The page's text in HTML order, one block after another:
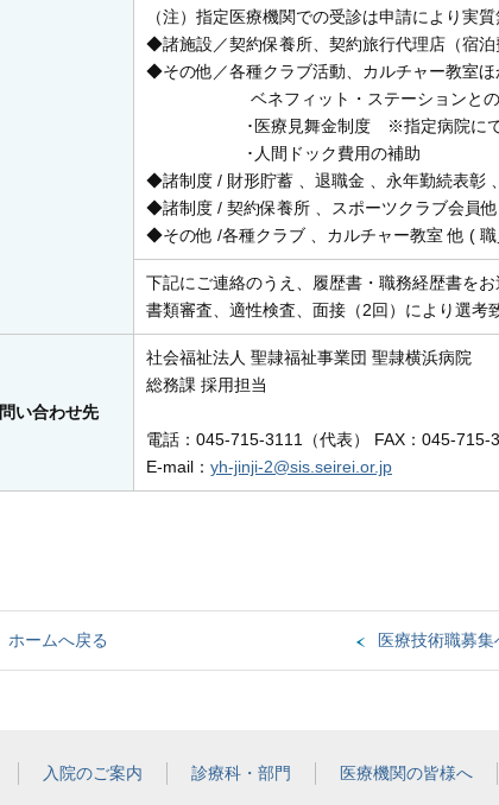
（注）指定医療機関での受診は申請により実
◆諸施設／契約保養所、契約旅行代理店（宿
◆その他／各種クラブ活動、カルチャー教室ほ
ベネフィット・ステーションとの契約
･医療見舞金制度 ※指定病院にて受診
･人間ドック費用の補助
◆諸制度 / 財形貯蓄 、退職金 、永年勤続表彰
◆諸制度 / 契約保養所 、スポーツクラブ会員他
◆その他 /各種クラブ 、カルチャー教室 他 (
下記にご連絡のうえ、履歴書・職務経歴書をお
書類審査、適性検査、面接（2回）により選考
い合わせ先
社会福祉法人 聖隷福祉事業団 聖隷横浜病院
総務課 採用担当
電話：045-715-3111（代表） FAX：045-715-
E-mail： yh-jinji-2@sis.seirei.or.jp
医療技術職募集
ホームへ戻る
入院のご案内 診療科・部門 医療機関の皆様へ